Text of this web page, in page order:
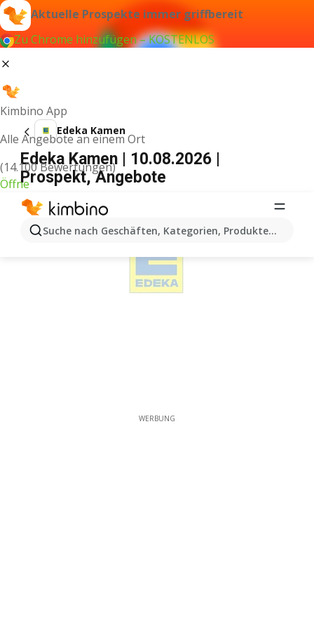
Aktuelle Prospekte immer griffbereit
Zu Chrome hinzufügen – KOSTENLOS
Kimbino App
Alle Angebote an einem Ort
(14.100 Bewertungen)
Öffne
Suche nach Geschäften, Kategorien, Produkten...
Edeka Kamen
Edeka Kamen | 10.08.2026 |
Prospekt, Angebote
WERBUNG